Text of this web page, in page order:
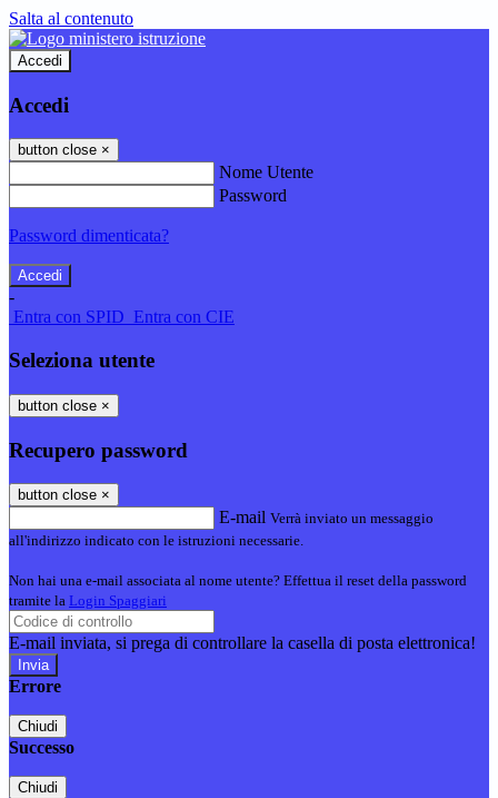
Salta al contenuto
Accedi
Accedi
button close ×
Nome Utente
Password
Password dimenticata?
-
Entra con SPID Entra con CIE
Seleziona utente
button close ×
Recupero password
button close ×
E-mail Verrà inviato un messaggio
all'indirizzo indicato con le istruzioni necessarie.
Non hai una e-mail associata al nome utente? Effettua il reset della password
tramite la Login Spaggiari
E-mail inviata, si prega di controllare la casella di posta elettronica!
Errore
Chiudi
Successo
Chiudi